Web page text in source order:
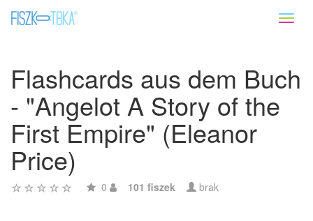
Flashcards aus dem Buch
- "Angelot A Story of the
First Empire" (Eleanor
Price)
0 101 fiszek brak